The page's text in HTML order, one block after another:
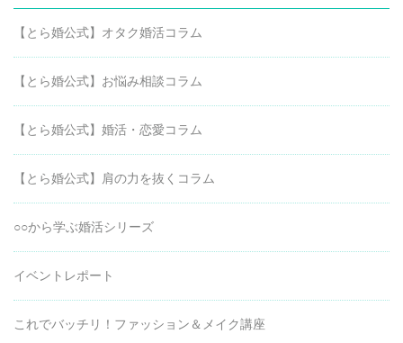
【とら婚公式】オタク婚活コラム
【とら婚公式】お悩み相談コラム
【とら婚公式】婚活・恋愛コラム
【とら婚公式】肩の力を抜くコラム
○○から学ぶ婚活シリーズ
イベントレポート
これでバッチリ！ファッション＆メイク講座